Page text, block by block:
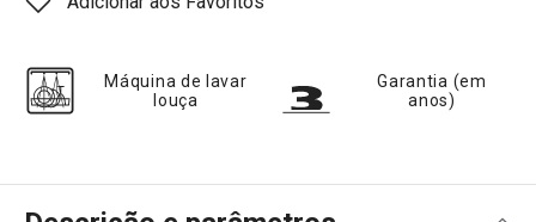
Máquina de lavar
louça
Garantia (em
anos)